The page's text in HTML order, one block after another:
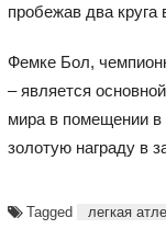
пробежав два
Фемке Бол,
– является
мира в помещении в
золотую награду в
Tagged легкая